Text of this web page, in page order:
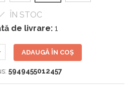
ÎN STOC
de livrare:1
ADAUGĂ ÎN COȘ
5949455012457